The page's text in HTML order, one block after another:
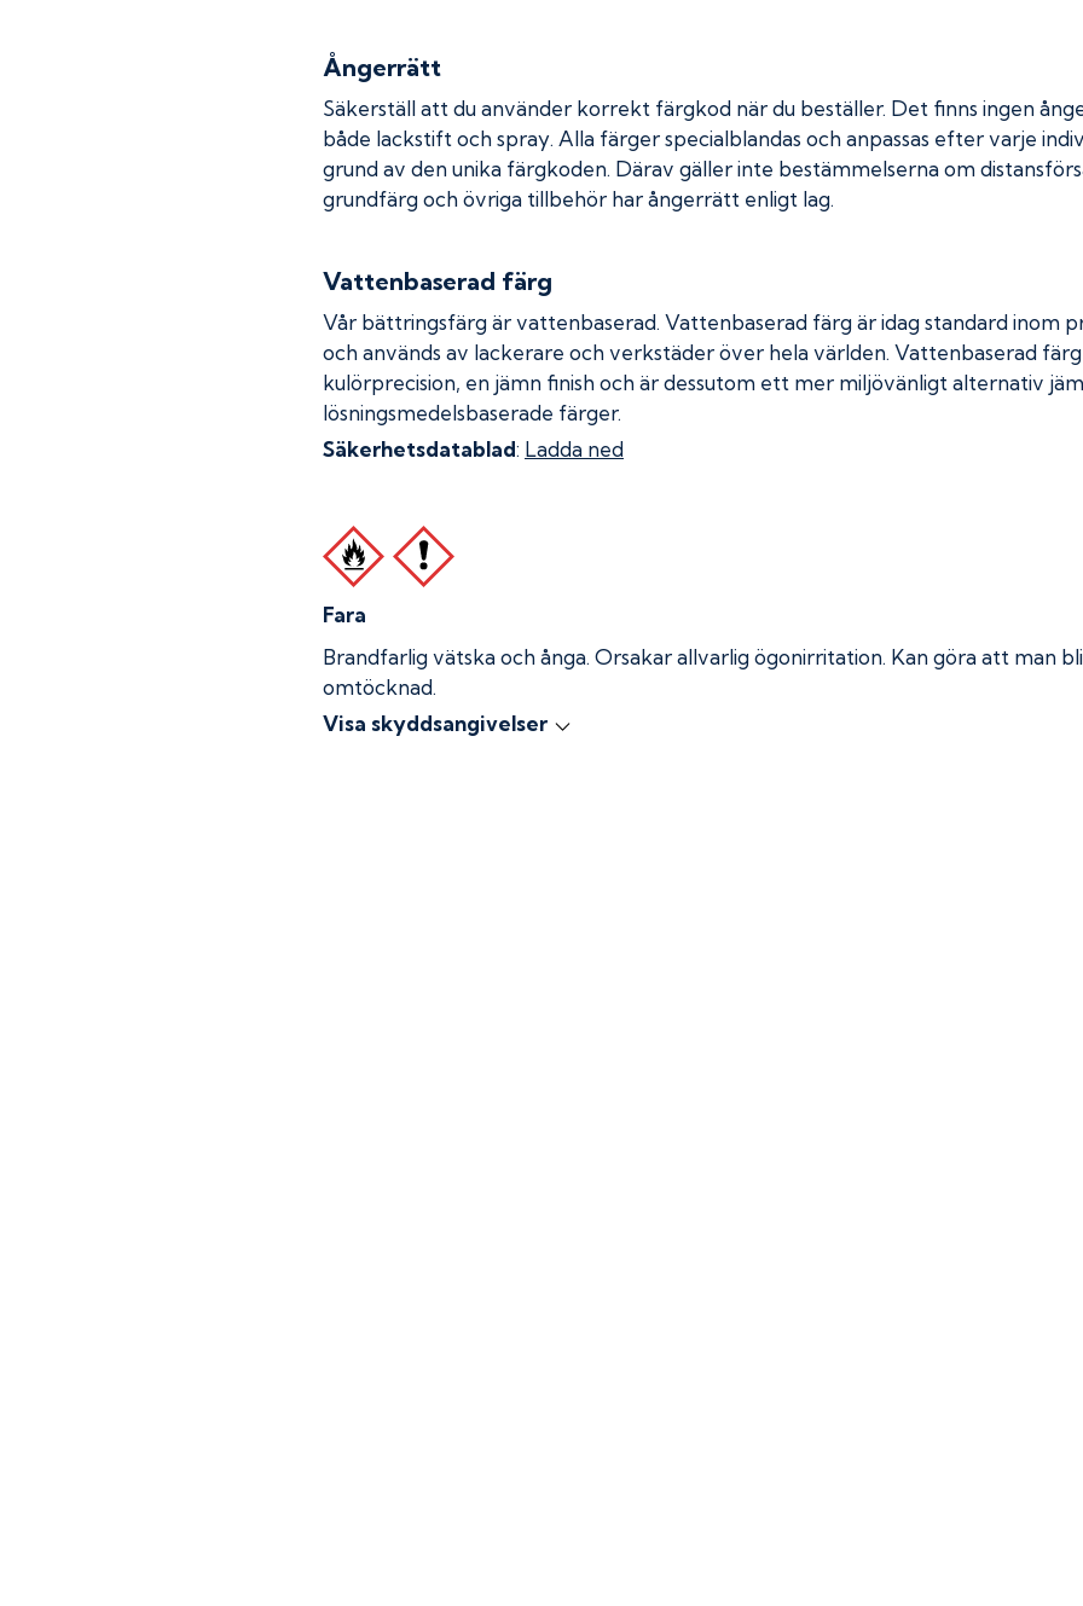
Ångerrätt
Säkerställ att du använder korrekt färgkod när du beställer. Det finns ingen
både lackstift och spray. Alla färger specialblandas och anpassas efter varje
grund av den unika färgkoden. Därav gäller inte bestämmelserna om
grundfärg och övriga tillbehör har ångerrätt enligt lag.
Vattenbaserad färg
Vår bättringsfärg är vattenbaserad. Vattenbaserad färg är idag standard inom
och används av lackerare och verkstäder över hela världen. Vattenbaserad
kulörprecision, en jämn finish och är dessutom ett mer miljövänligt alternativ
lösningsmedelsbaserade färger.
Säkerhetsdatablad: Ladda ned
Fara
Brandfarlig vätska och ånga. Orsakar allvarlig ögonirritation. Kan göra att man
omtöcknad.
Visa skyddsangivelser